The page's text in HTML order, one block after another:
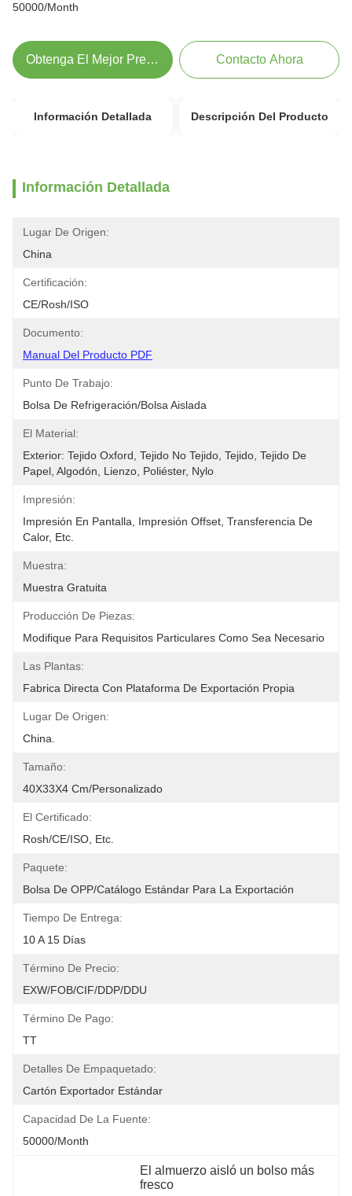
50000/Month
Obtenga El Mejor Precio Contacto Ahora
Información Detallada Descripción Del Producto
Información Detallada
Lugar De Origen:
China
Certificación:
CE/Rosh/ISO
Documento:
Manual Del Producto PDF
Punto De Trabajo:
Bolsa De Refrigeración/bolsa Aislada
El Material:
Exterior: Tejido Oxford, Tejido No Tejido, Tejido, Tejido De
Papel, Algodón, Lienzo, Poliéster, Nylo
Impresión:
Impresión En Pantalla, Impresión Offset, Transferencia De
Calor, Etc.
Muestra:
Muestra Gratuita
Producción De Piezas:
Modifique Para Requisitos Particulares Como Sea Necesario
Las Plantas:
Fabrica Directa Con Plataforma De Exportación Propia
Lugar De Origen:
China.
Tamaño:
40X33X4 Cm/personalizado
El Certificado:
Rosh/CE/ISO, Etc.
Paquete:
Bolsa De OPP/catálogo Estándar Para La Exportación
Tiempo De Entrega:
10 A 15 Días
Término De Precio:
EXW/FOB/CIF/DDP/DDU
Término De Pago:
TT
Detalles De Empaquetado:
Cartón Exportador Estándar
Capacidad De La Fuente:
50000/Month
El almuerzo aisló un bolso más
fresco